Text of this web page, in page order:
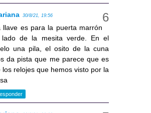
30/8/21, 19:56
llave es para la puerta marrón
de la mesita verde. En el
una pila, el osito de la cuna
da pista que me parece que es
los relojes que hemos visto por la